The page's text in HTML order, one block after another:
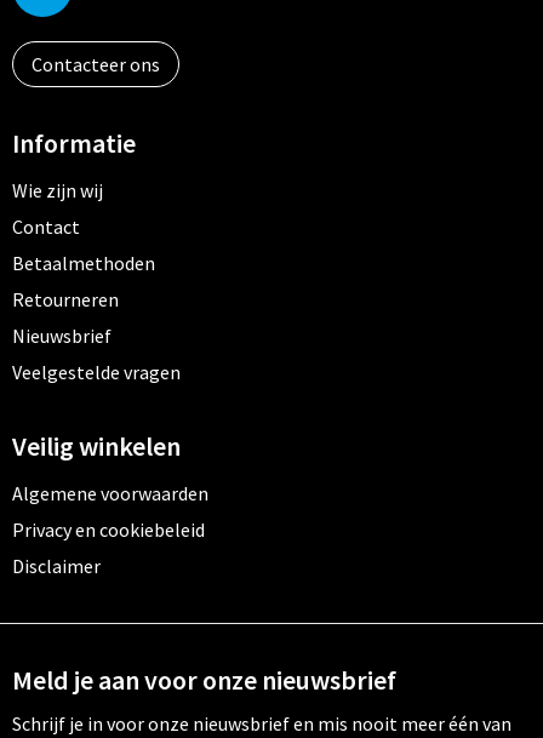
Contacteer ons
Informatie
Wie zijn wij
Contact
Betaalmethoden
Retourneren
Nieuwsbrief
Veelgestelde vragen
Veilig winkelen
Algemene voorwaarden
Privacy en cookiebeleid
Disclaimer
Meld je aan voor onze nieuwsbrief
Schrijf je in voor onze nieuwsbrief en mis nooit meer één van